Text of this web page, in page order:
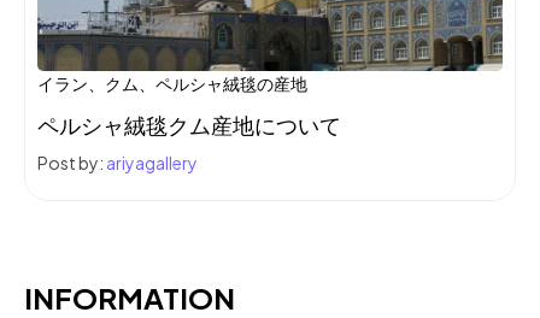
イラン、クム、ペルシャ絨毯の産地
ペルシャ絨毯クム産地について
Post by: ariyagallery
INFORMATION